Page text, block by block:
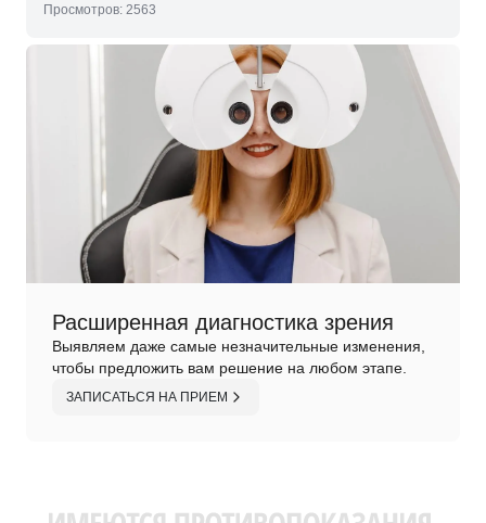
Просмотров: 2563
Расширенная диагностика зрения
Выявляем даже самые незначительные изменения,
чтобы предложить вам решение на любом этапе.
ЗАПИСАТЬСЯ НА ПРИЕМ